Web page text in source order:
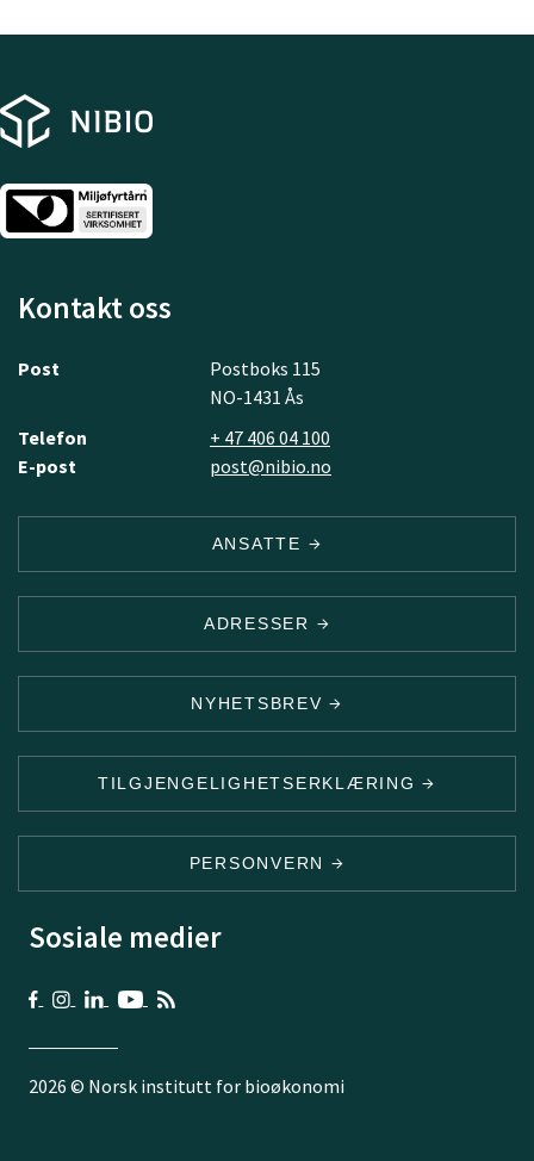
Kontakt oss
Post
Postboks 115
NO-1431 Ås
Telefon
+ 47 406 04 100
E-post
post@nibio.no
ANSATTE
ADRESSER
NYHETSBREV
TILGJENGELIGHETSERKLÆRING
PERSONVERN
Sosiale medier
2026 © Norsk institutt for bioøkonomi